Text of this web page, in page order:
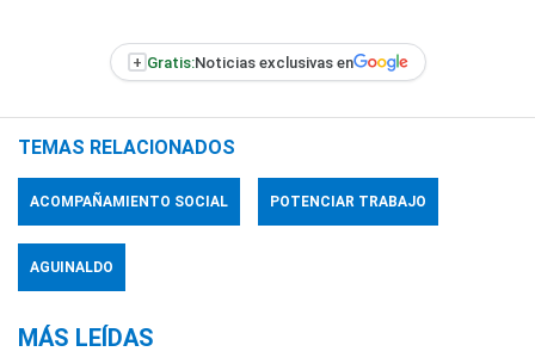
+ Gratis:Noticias exclusivas en
TEMAS RELACIONADOS
ACOMPAÑAMIENTO SOCIAL POTENCIAR TRABAJO
AGUINALDO
MÁS LEÍDAS